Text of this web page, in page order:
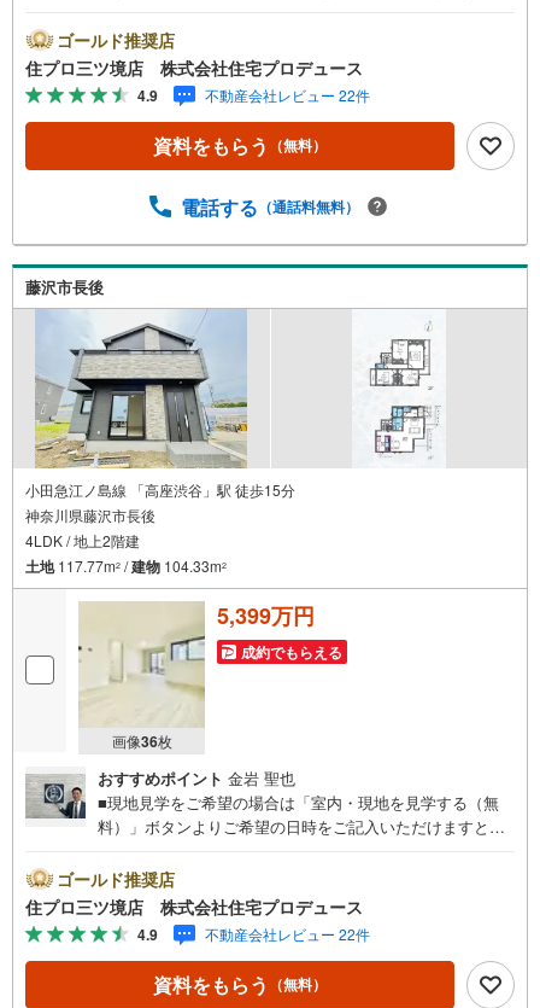
座間市エリアに強い！ 住プロは、大和市・綾瀬市・座間市
エリアの不動産売買専門会社です！最新物件情報や当社限
定で販売する物件情報も多数ございますので、お気軽にお
問合せ下さい！ -------------- 弊社独自の住宅ローン提案シス
テム 弊社ではファイナンシャル専門スタッフによる【丁寧
な資金アドバイス】【ファイナンシャルプラン提案書の作
【定年時の住宅ローン残高】【住宅購入者だけが加入でき
ナス】これから多くなる【教育費】住宅を買った後から始
まる【住宅ローン返済】65歳以上から必要になる【老後の
費用負担】住宅探しの【このタイミング】で不安な部分を
明確にしていきませんか？？ --------------
ゴールド推奨店
住プロ三ツ境店 株式会社住宅プロデュース
4.9 不動産会社レビュー 22件
資料をもらう （無料）
電話する （通話料無料）
藤沢市長後
小田急江ノ島線 「高座渋谷」駅 徒歩15分
神奈川県藤沢市長後
4LDK / 地上2階建
土地117.77m2 /建物 104.33m2
画像36枚
5,399万円
成約でもらえる
おすすめポイント 金岩 聖也
■現地見学をご希望の場合は「室内・現地を見学する（無
料）」ボタンよりご希望の日時をご記入いただけますとス
リアに強い！ 住プロは、藤沢市・綾瀬市エリアの不動産売
買専門会社です！最新物件情報や当社限定で販売する物件
情報も多数ございますので、お気軽にお問合せ下さい！ ----
---------- 弊社独自の住宅ローン提案システム 弊社ではファ
イナンシャル専門スタッフによる【丁寧な資金アドバイ
ス】【ファイナンシャルプラン提案書の作成】を随時行っ
ゴールド推奨店
住プロ三ツ境店 株式会社住宅プロデュース
4.9 不動産会社レビュー 22件
資料をもらう （無料）